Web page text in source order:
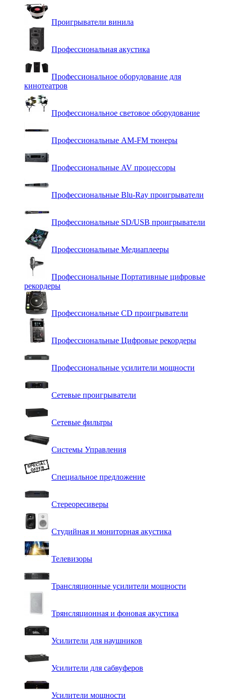
Проигрыватели винила
Профессиональная акустика
Профессиональное оборудование для
кинотеатров
Профессиональное световое оборудование
Профессиональные AM-FM тюнеры
Профессиональные AV процессоры
Профессиональные Blu-Ray проигрыватели
Профессиональные SD/USB проигрыватели
Профессиональные Медиаплееры
Профессиональные Портативные цифровые
рекордеры
Профессиональные СD проигрыватели
Профессиональные Цифровые рекордеры
Профессиональные усилители мощности
Сетевые проигрыватели
Сетевые фильтры
Системы Управления
Специальное предложение
Стереоресиверы
Студийная и мониторная акустика
Телевизоры
Трансляционные усилители мощности
Трянсляционная и фоновая акустика
Усилители для наушников
Усилители для сабвуферов
Усилители мощности